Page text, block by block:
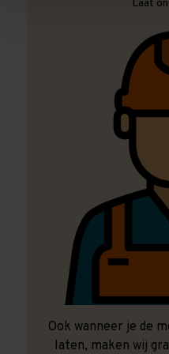
Laat
Ook wanneer je de
laten, maken wij